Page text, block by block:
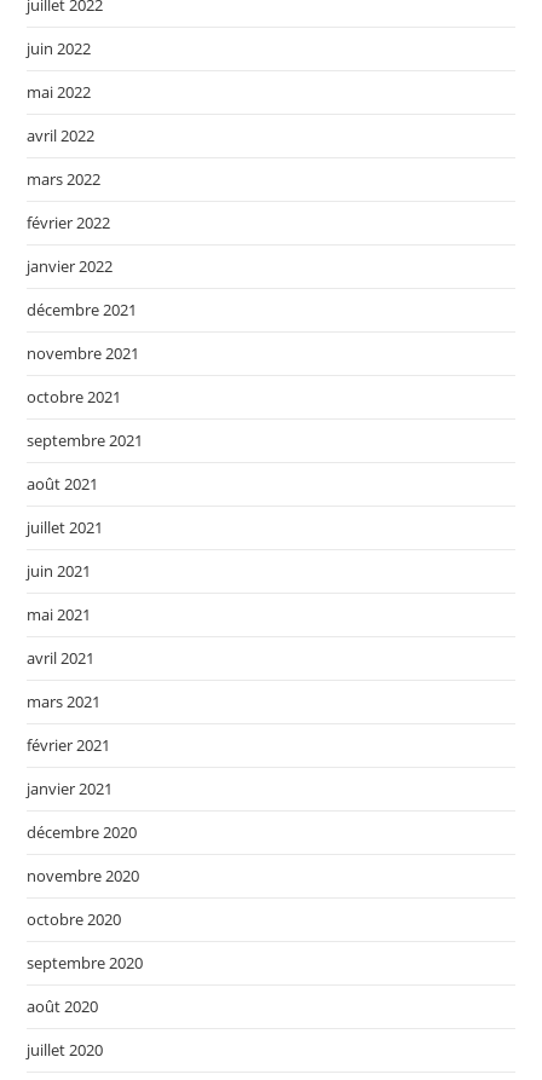
juillet 2022
juin 2022
mai 2022
avril 2022
mars 2022
février 2022
janvier 2022
décembre 2021
novembre 2021
octobre 2021
septembre 2021
août 2021
juillet 2021
juin 2021
mai 2021
avril 2021
mars 2021
février 2021
janvier 2021
décembre 2020
novembre 2020
octobre 2020
septembre 2020
août 2020
juillet 2020